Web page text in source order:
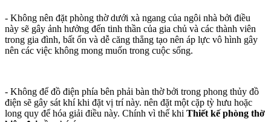
- Không nên đặt phòng thờ dưới xà ngang của ngôi nhà bởi điều
này sẽ gây ảnh hưởng đến tinh thần của gia chủ và các thành viên
trong gia đình, bất ổn và dễ căng thẳng tạo nên áp lực vô hình gây
nên các việc không mong muốn trong cuộc sống.
- Không để đồ điện phía bên phải bàn thờ bởi trong phong thủy đồ
điện sẽ gây sát khí khi đặt vị trí này. nên đặt một cặp tỳ hưu hoặc
long quy để hóa giải điều này. Chính vì thế khi Thiết kế phòng thờ